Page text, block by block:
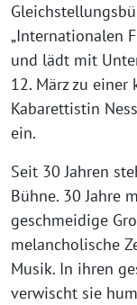
„Internationalen
und lädt mit
12. März zu
Kabarettistin
ein.
Seit 30 Jahren
Bühne. 30 Jahre
geschmeidige
melancholische
Musik. In ihren
verwischt sie